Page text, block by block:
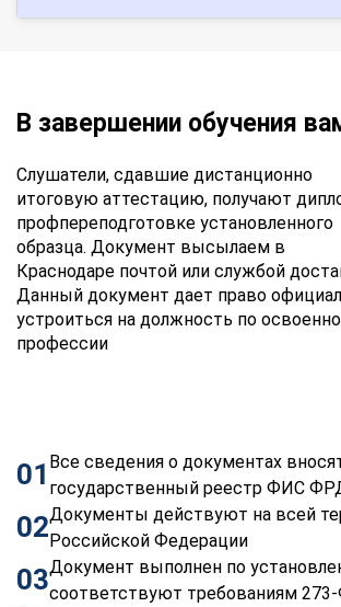
В завершении обучения
Слушатели, сдавшие дистанционно
итоговую аттестацию, получают
профпереподготовке установленного
образца. Документ высылаем в
Краснодаре почтой или службой
Данный документ дает право
устроиться на должность по
профессии
01 Все сведения о документах
государственный реестр ФИС
02Документы действуют на всей
Российской Федерации
03Документ выполнен по
соответствуют требованиям